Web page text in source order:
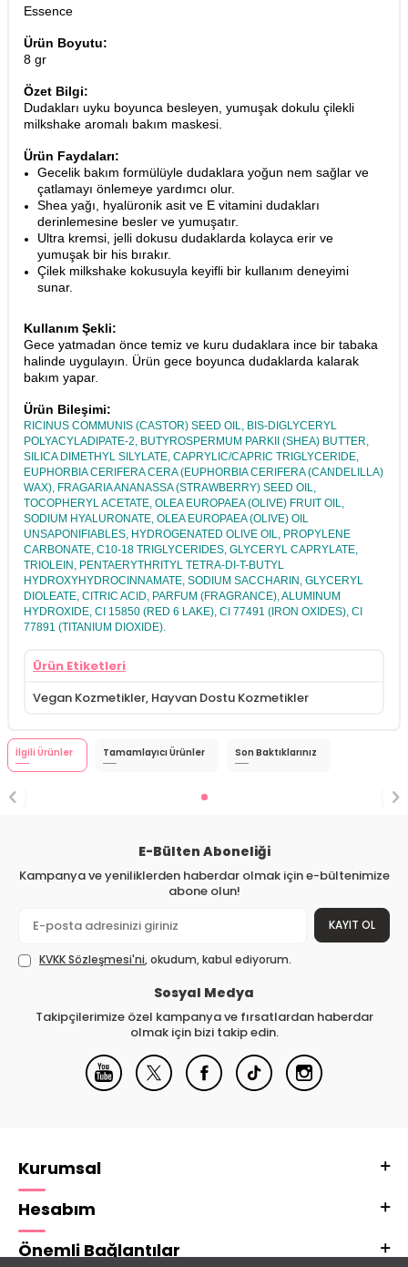
Essence
Ürün Boyutu:
8 gr
Özet Bilgi:
Dudakları uyku boyunca besleyen, yumuşak dokulu çilekli
milkshake aromalı bakım maskesi.
Ürün Faydaları:
Gecelik bakım formülüyle dudaklara yoğun nem sağlar ve
çatlamayı önlemeye yardımcı olur.
Shea yağı, hyalüronik asit ve E vitamini dudakları
derinlemesine besler ve yumuşatır.
Ultra kremsi, jelli dokusu dudaklarda kolayca erir ve
yumuşak bir his bırakır.
Çilek milkshake kokusuyla keyifli bir kullanım deneyimi
sunar.
Kullanım Şekli:
Gece yatmadan önce temiz ve kuru dudaklara ince bir tabaka
halinde uygulayın. Ürün gece boyunca dudaklarda kalarak
bakım yapar.
Ürün Bileşimi:
RICINUS COMMUNIS (CASTOR) SEED OIL, BIS-DIGLYCERYL
POLYACYLADIPATE-2, BUTYROSPERMUM PARKII (SHEA) BUTTER,
SILICA DIMETHYL SILYLATE, CAPRYLIC/CAPRIC TRIGLYCERIDE,
EUPHORBIA CERIFERA CERA (EUPHORBIA CERIFERA (CANDELILLA)
WAX), FRAGARIA ANANASSA (STRAWBERRY) SEED OIL,
TOCOPHERYL ACETATE, OLEA EUROPAEA (OLIVE) FRUIT OIL,
SODIUM HYALURONATE, OLEA EUROPAEA (OLIVE) OIL
UNSAPONIFIABLES, HYDROGENATED OLIVE OIL, PROPYLENE
CARBONATE, C10-18 TRIGLYCERIDES, GLYCERYL CAPRYLATE,
TRIOLEIN, PENTAERYTHRITYL TETRA-DI-T-BUTYL
HYDROXYHYDROCINNAMATE, SODIUM SACCHARIN, GLYCERYL
DIOLEATE, CITRIC ACID, PARFUM (FRAGRANCE), ALUMINUM
HYDROXIDE, CI 15850 (RED 6 LAKE), CI 77491 (IRON OXIDES), CI
77891 (TITANIUM DIOXIDE).
Ürün Etiketleri
Vegan Kozmetikler, Hayvan Dostu Kozmetikler
İlgili Ürünler Tamamlayıcı Ürünler Son Baktıklarınız
E-Bülten Aboneliği
Kampanya ve yeniliklerden haberdar olmak için e-bültenimize
abone olun!
KAYIT OL
KVKK Sözleşmesi'ni, okudum, kabul ediyorum.
Sosyal Medya
Takipçilerimize özel kampanya ve fırsatlardan haberdar
olmak için bizi takip edin.
Kurumsal
Hesabım
Önemli Bağlantılar